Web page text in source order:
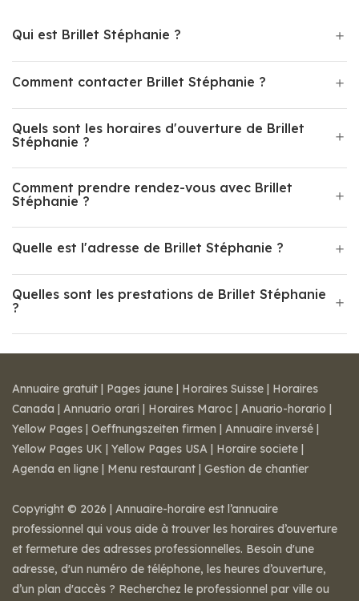
Qui est Brillet Stéphanie ?
Comment contacter Brillet Stéphanie ?
Quels sont les horaires d'ouverture de Brillet
Stéphanie ?
Comment prendre rendez-vous avec Brillet
Stéphanie ?
Quelle est l'adresse de Brillet Stéphanie ?
Quelles sont les prestations de Brillet Stéphanie
?
Annuaire gratuit | Pages jaune | Horaires Suisse | Horaires
Canada | Annuario orari | Horaires Maroc | Anuario-horario |
Yellow Pages | Oeffnungszeiten firmen | Annuaire inversé |
Yellow Pages UK | Yellow Pages USA | Horaire societe |
Agenda en ligne | Menu restaurant | Gestion de chantier
Copyright © 2026 | Annuaire-horaire est l’annuaire
professionnel qui vous aide à trouver les horaires d’ouverture
et fermeture des adresses professionnelles. Besoin d'une
adresse, d'un numéro de téléphone, les heures d’ouverture,
d’un plan d'accès ? Recherchez le professionnel par ville ou